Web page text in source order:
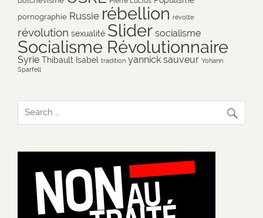
pornographie Russie rébellion révolte
révolution sexualité Slider socialisme
Socialisme Révolutionnaire
Syrie Thibault Isabel tradition yannick sauveur Yohann
Sparfell